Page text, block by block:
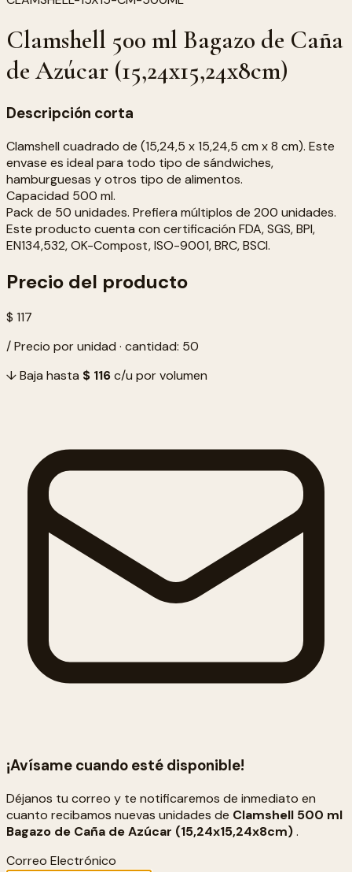
Clamshell 500 ml Bagazo de Caña
de Azúcar (15,24x15,24x8cm)
Descripción corta
Clamshell cuadrado de (15,24,5 x 15,24,5 cm x 8 cm). Este
envase es ideal para todo tipo de sándwiches,
hamburguesas y otros tipo de alimentos.
Capacidad 500 ml.
Pack de 50 unidades. Prefiera múltiplos de 200 unidades.
Este producto cuenta con certificación FDA, SGS, BPI,
EN134,532, OK-Compost, ISO-9001, BRC, BSCI.
Precio del producto
$ 117
/ Precio por unidad · cantidad: 50
↓ Baja hasta $ 116c/u por volumen
¡Avísame cuando esté disponible!
Déjanos tu correo y te notificaremos de inmediato en
cuanto recibamos nuevas unidades de Clamshell 500 ml
Bagazo de Caña de Azúcar (15,24x15,24x8cm).
Correo Electrónico